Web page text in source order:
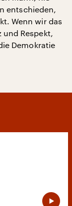
entschieden,
Wenn wir das
und Respekt,
Demokratie